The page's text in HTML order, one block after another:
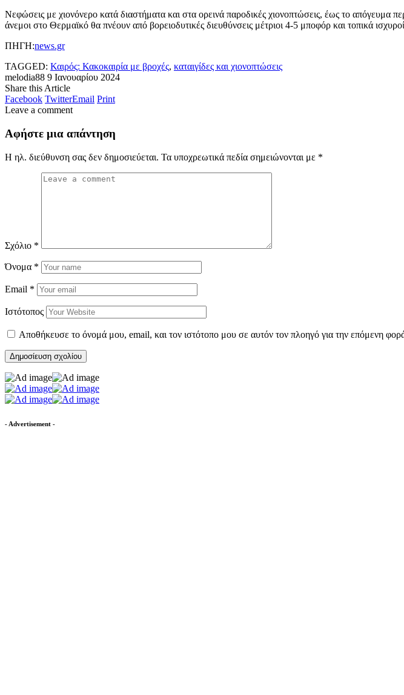
Νεφώσεις με χιονόνερο κατά διαστήματα και στα ορεινά παροδικές χιονοπτώσεις, έως το
άνεμοι στο Θερμαϊκό θα πνέουν από βορειοδυτικές διευθύνσεις μέτριοι 4-5 μποφόρ και τοπικά
ΠΗΓΗ:news.gr
TAGGED: Καιρός: Κακοκαιρία με βροχές, καταιγίδες και χιονοπτώσεις
melodia88 9 Ιανουαρίου 2024
Share this Article
Facebook TwitterEmail Print
Leave a comment
Αφήστε μια απάντηση
Η ηλ. διεύθυνση σας δεν δημοσιεύεται. Τα υποχρεωτικά πεδία σημειώνονται με *
Σχόλιο *
Όνομα *
Email *
Ιστότοπος
Αποθήκευσε το όνομά μου, email, και τον ιστότοπο μου σε αυτόν τον πλοηγό για την επόμενη
- Advertisement -